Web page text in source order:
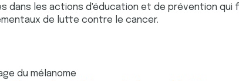
dans les actions d'éducation et de prévention qui
de lutte contre le cancer.
du mélanome